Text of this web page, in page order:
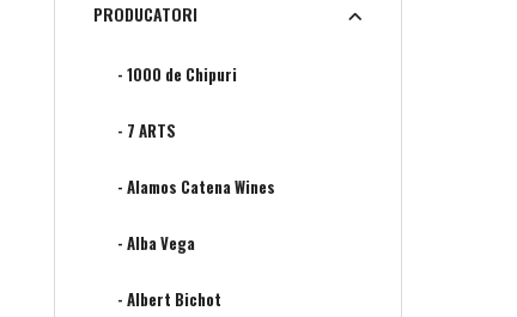
PRODUCATORI
- 1000 de Chipuri
- 7 ARTS
- Alamos Catena Wines
- Alba Vega
- Albert Bichot